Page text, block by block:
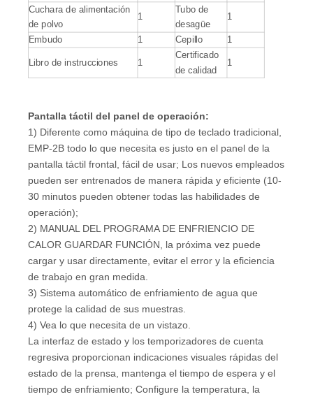
Cuchara de alimentación
de polvo
1
Tubo de
desagüe
1
Embudo 1 Cepillo 1
Libro de instrucciones 1
Certificado
de calidad
1
Pantalla táctil del panel de operación:
1) Diferente como máquina de tipo de teclado tradicional,
EMP-2B todo lo que necesita es justo en el panel de la
pantalla táctil frontal, fácil de usar; Los nuevos empleados
pueden ser entrenados de manera rápida y eficiente (10-
30 minutos pueden obtener todas las habilidades de
operación);
2) MANUAL DEL PROGRAMA DE ENFRIENCIO DE
CALOR GUARDAR FUNCIÓN, la próxima vez puede
cargar y usar directamente, evitar el error y la eficiencia
de trabajo en gran medida.
3) Sistema automático de enfriamiento de agua que
protege la calidad de sus muestras.
4) Vea lo que necesita de un vistazo.
La interfaz de estado y los temporizadores de cuenta
regresiva proporcionan indicaciones visuales rápidas del
estado de la prensa, mantenga el tiempo de espera y el
tiempo de enfriamiento; Configure la temperatura, la